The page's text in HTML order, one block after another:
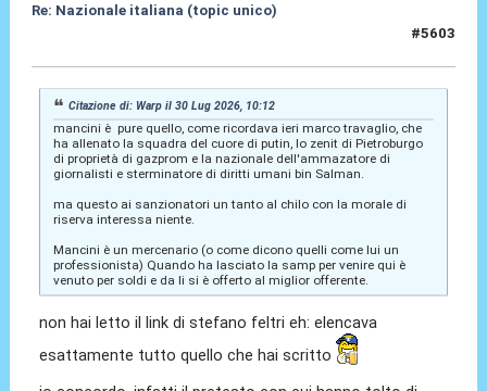
Re: Nazionale italiana (topic unico)
#5603
Citazione di: Warp il 30 Lug 2026, 10:12
mancini è pure quello, come ricordava ieri marco travaglio, che
ha allenato la squadra del cuore di putin, lo zenit di Pietroburgo
di proprietà di gazprom e la nazionale dell'ammazatore di
giornalisti e sterminatore di diritti umani bin Salman.
ma questo ai sanzionatori un tanto al chilo con la morale di
riserva interessa niente.
Mancini è un mercenario (o come dicono quelli come lui un
professionista) Quando ha lasciato la samp per venire qui è
venuto per soldi e da li si è offerto al miglior offerente.
non hai letto il link di stefano feltri eh: elencava
esattamente tutto quello che hai scritto